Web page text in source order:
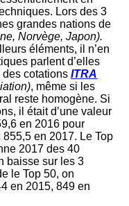
Lors des 3
grandes nations de
Norvège, Japon).
éléments, il n’en
parlent d’elles
des cotationsITRA
, même si les
reste homogène. Si
il était d’une valeur
en 2016 pour
en 2017. Le Top
2017 des 40
baisse sur les 3
le Top 50, on
en 2015, 849 en